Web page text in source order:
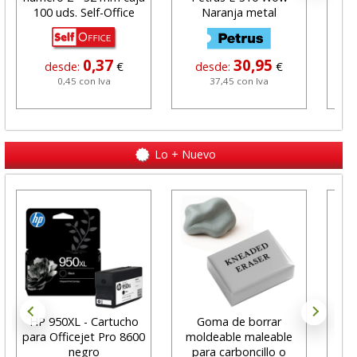
100 uds. Self-Office
desde: 0,37 €
0,45 con Iva
Naranja metal
desde:30,95 €
37,45 con Iva
Lo + Nuevo
HP 950XL - Cartucho
para Officejet Pro 8600
negro
Goma de borrar
moldeable maleable
para carboncillo o